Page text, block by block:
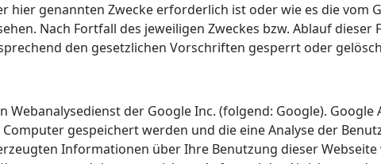
hier genannten Zwecke erforderlich ist oder wie es die vom
Nach Fortfall des jeweiligen Zweckes bzw. Ablauf dieser
den gesetzlichen Vorschriften gesperrt oder
Webanalysedienst der Google Inc. (folgend: Google). Google
gespeichert werden und die eine Analyse der
Informationen über Ihre Benutzung dieser